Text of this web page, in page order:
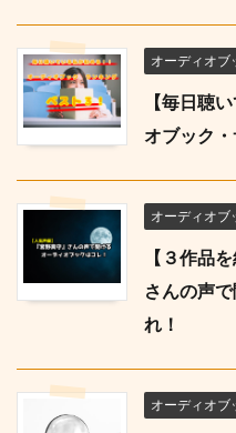
オーディオブ
【毎日聴
オブック
オーディオブ
【３作品
さんの声
れ！
オーディオブ